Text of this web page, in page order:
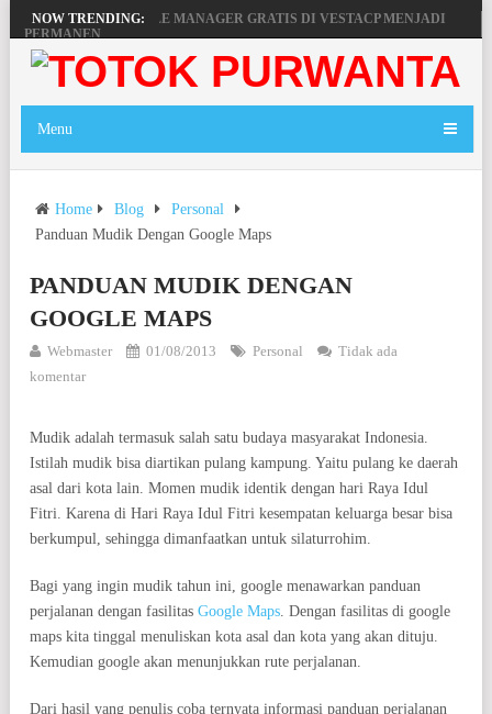
NOW TRENDING:
MENGAKTIFKAN FILE MANAGER GRATIS DI VESTACP MENJADI
PERMANEN
PENGERTIAN DOMAIN, SERVER DAN HOSTING
BEKERJA, BERMAIN DENGAN LAPTOP HP PAVILION X360
Menu
Home Blog
Personal
Panduan Mudik Dengan Google Maps
PANDUAN MUDIK DENGAN
GOOGLE MAPS
Webmaster 01/08/2013 Personal
Tidak ada
komentar
Mudik adalah termasuk salah satu budaya masyarakat Indonesia.
Istilah mudik bisa diartikan pulang kampung. Yaitu pulang ke daerah
asal dari kota lain. Momen mudik identik dengan hari Raya Idul
Fitri. Karena di Hari Raya Idul Fitri kesempatan keluarga besar bisa
berkumpul, sehingga dimanfaatkan untuk silaturrohim.
Bagi yang ingin mudik tahun ini, google menawarkan panduan
perjalanan dengan fasilitas Google Maps. Dengan fasilitas di google
maps kita tinggal menuliskan kota asal dan kota yang akan dituju.
Kemudian google akan menunjukkan rute perjalanan.
Dari hasil yang penulis coba ternyata informasi panduan perjalanan